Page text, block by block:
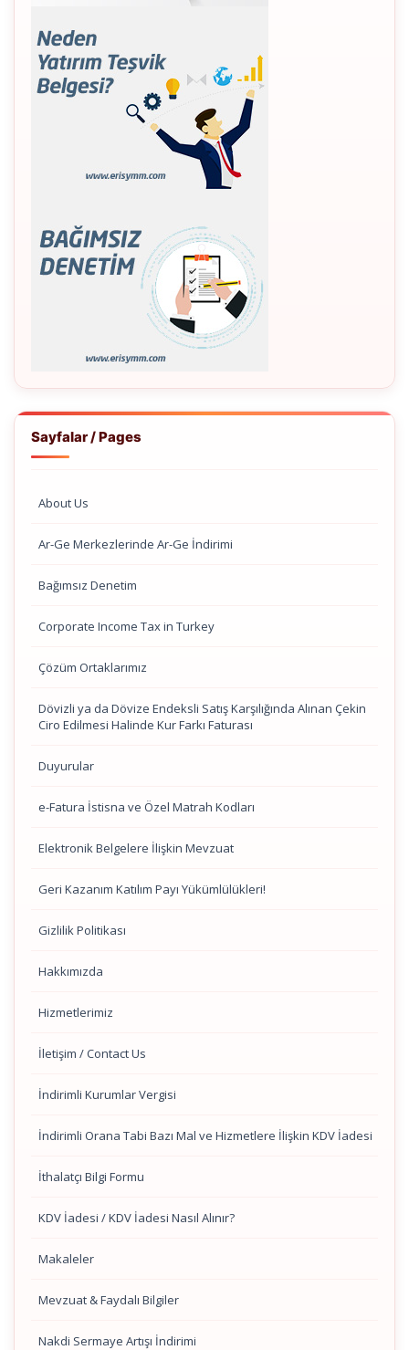
Sayfalar / Pages
About Us
Ar-Ge Merkezlerinde Ar-Ge İndirimi
Bağımsız Denetim
Corporate Income Tax in Turkey
Çözüm Ortaklarımız
Dövizli ya da Dövize Endeksli Satış Karşılığında Alınan Çekin
Ciro Edilmesi Halinde Kur Farkı Faturası
Duyurular
e-Fatura İstisna ve Özel Matrah Kodları
Elektronik Belgelere İlişkin Mevzuat
Geri Kazanım Katılım Payı Yükümlülükleri!
Gizlilik Politikası
Hakkımızda
Hizmetlerimiz
İletişim / Contact Us
İndirimli Kurumlar Vergisi
İndirimli Orana Tabi Bazı Mal ve Hizmetlere İlişkin KDV İadesi
İthalatçı Bilgi Formu
KDV İadesi / KDV İadesi Nasıl Alınır?
Makaleler
Mevzuat & Faydalı Bilgiler
Nakdi Sermaye Artışı İndirimi